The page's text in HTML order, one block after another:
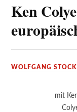
Ken
WOLFGANG STOCK
mit